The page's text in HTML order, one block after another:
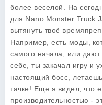
более веселой. На
для Nano Monster Truck
вытянуть твоё
Например, есть моды,
самого начала, или дают
себе, ты закачал игру и
настоящий босс,
тачке! Еще я видел, что
производительностью -